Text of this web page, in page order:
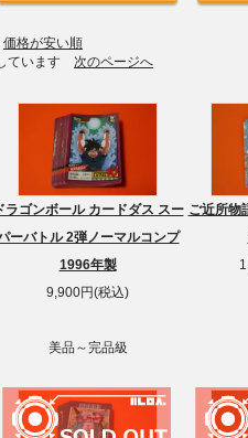
価格が安い順
ています 次のページへ
ラゴンボール カードダス スー
ーバトル 2弾ノーマルコンプ
1996年製
9,900円(税込)
美品～完品級
ご近所